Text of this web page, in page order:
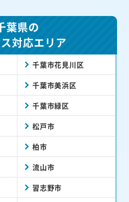
葉県の
対応エリア
千葉市花見川区
千葉市美浜区
千葉市緑区
松戸市
柏市
流山市
習志野市